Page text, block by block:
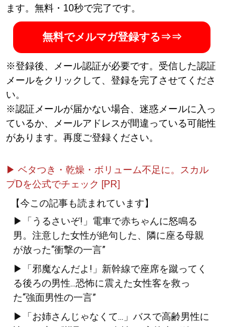
ます。無料・10秒で完了です。
無料でメルマガ登録する⇒⇒
※登録後、メール認証が必要です。受信した認証
メールをクリックして、登録を完了させてくださ
い。
※認証メールが届かない場合、迷惑メールに入っ
ているか、メールアドレスが間違っている可能性
があります。再度ご登録ください。
▶ ベタつき・乾燥・ボリューム不足に。スカル
プDを公式でチェック [PR]
【今この記事も読まれています】
▶「うるさいぞ!」電車で赤ちゃんに怒鳴る
男。注意した女性が絶句した、隣に座る母親
が放った“衝撃の一言”
▶「邪魔なんだよ!」新幹線で座席を蹴ってく
る後ろの男性...恐怖に震えた女性客を救っ
た“強面男性の一言”
▶「お姉さんじゃなくて...」バスで高齢男性に